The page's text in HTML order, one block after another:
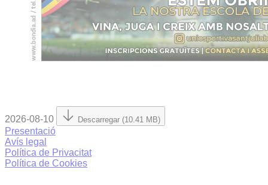
2026-08-10 Descarregar (10.41 MB)
Presentació
Avís legal
Política de Privacitat
Política de Cookies